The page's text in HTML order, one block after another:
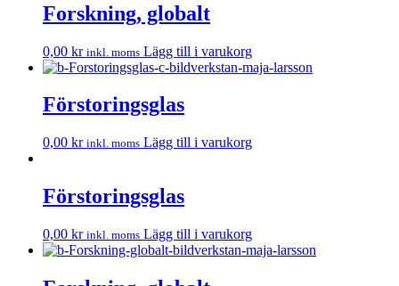
Forskning, globalt
0,00 kr inkl. moms Lägg till i varukorg
Förstoringsglas
0,00 kr inkl. moms Lägg till i varukorg
Förstoringsglas
0,00 kr inkl. moms Lägg till i varukorg